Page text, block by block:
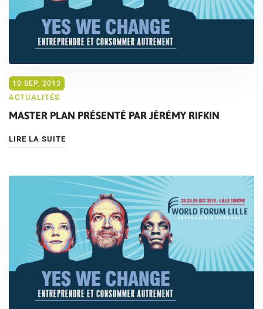
10 SEP, 2013
ACTUALITÉS
MASTER PLAN PRÉSENTÉ PAR JÉRÉMY RIFKIN
LIRE LA SUITE